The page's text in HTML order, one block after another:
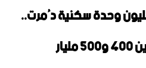
وحدة سكنية دُمرت..